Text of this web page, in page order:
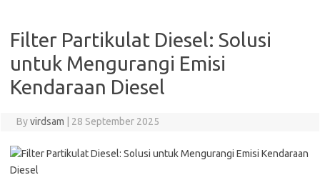
Filter Partikulat Diesel: Solusi
untuk Mengurangi Emisi
Kendaraan Diesel
Byvirdsam 28 September 2025